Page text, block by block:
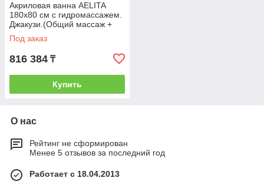
Акриловая ванна AELITA
180х80 см с гидромассажем.
Джакузи.(Общий массаж +
спина + ноги + дно)
Под заказ
816 384 ₸
Купить
О нас
Рейтинг не сформирован
Менее 5 отзывов за последний год
Работает с 18.04.2013